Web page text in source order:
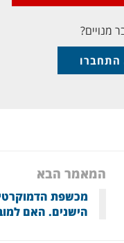
מנויים?
התחברו
המאמר הבא
מכשפת
הישנים. האם